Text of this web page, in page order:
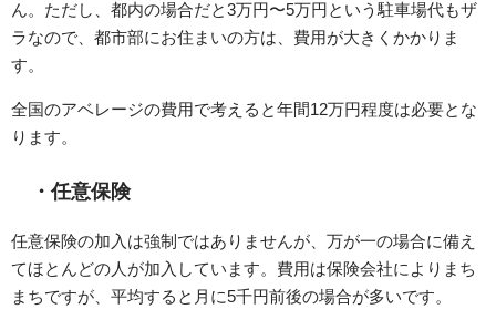
ん。ただし、都内の場合だと3万円〜5万円という駐車場代もザ
ラなので、都市部にお住まいの方は、費用が大きくかかりま
す。
全国のアベレージの費用で考えると年間12万円程度は必要とな
ります。
・任意保険
任意保険の加入は強制ではありませんが、万が一の場合に備え
てほとんどの人が加入しています。費用は保険会社によりまち
まちですが、平均すると月に5千円前後の場合が多いです。